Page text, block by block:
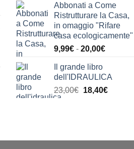
originale
era:
24,00€.
attuale
è:
20,00€.
Abbonati a Come
Ristrutturare la Casa,
in omaggio "Rifare
casa ecologicamente"
9,99€ - 20,00€Fascia
da
9,99€
Il grande libro
dell'IDRAULICA
23,00€ Il
18,40€Il